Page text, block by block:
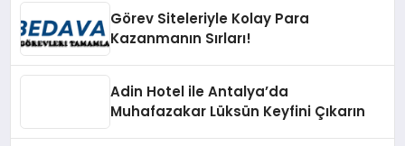
Görev Siteleriyle Kolay Para
Kazanmanın Sırları!
Adin Hotel ile Antalya’da
Muhafazakar Lüksün Keyfini Çıkarın